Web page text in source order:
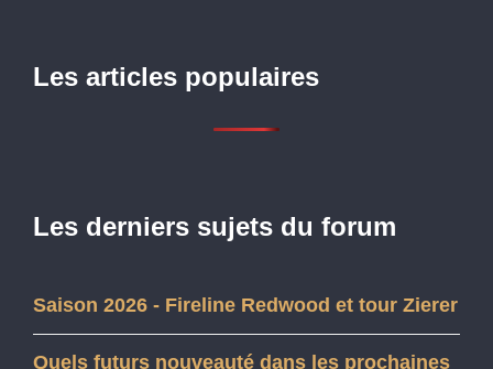
Les articles populaires
Les derniers sujets du forum
Saison 2026 - Fireline Redwood et tour Zierer
Quels futurs nouveauté dans les prochaines